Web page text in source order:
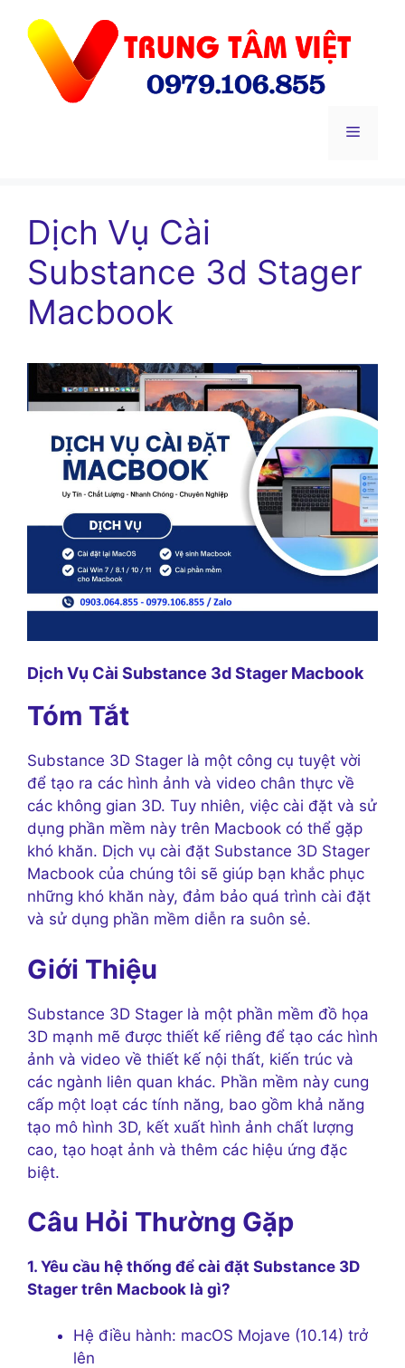
Menu
Dịch Vụ Cài
Substance 3d Stager
Macbook
Dịch Vụ Cài Substance 3d Stager Macbook
Tóm Tắt
Substance 3D Stager là một công cụ tuyệt vời
để tạo ra các hình ảnh và video chân thực về
các không gian 3D. Tuy nhiên, việc cài đặt và sử
dụng phần mềm này trên Macbook có thể gặp
khó khăn. Dịch vụ cài đặt Substance 3D Stager
Macbook của chúng tôi sẽ giúp bạn khắc phục
những khó khăn này, đảm bảo quá trình cài đặt
và sử dụng phần mềm diễn ra suôn sẻ.
Giới Thiệu
Substance 3D Stager là một phần mềm đồ họa
3D mạnh mẽ được thiết kế riêng để tạo các hình
ảnh và video về thiết kế nội thất, kiến trúc và
các ngành liên quan khác. Phần mềm này cung
cấp một loạt các tính năng, bao gồm khả năng
tạo mô hình 3D, kết xuất hình ảnh chất lượng
cao, tạo hoạt ảnh và thêm các hiệu ứng đặc
biệt.
Câu Hỏi Thường Gặp
1. Yêu cầu hệ thống để cài đặt Substance 3D
Stager trên Macbook là gì?
Hệ điều hành: macOS Mojave (10.14) trở
lên